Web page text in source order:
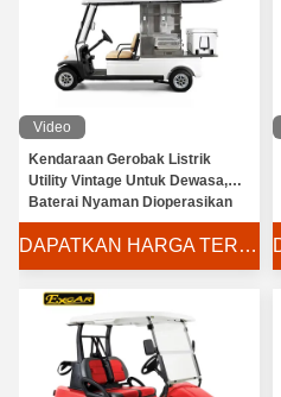
Video
Kendaraan Gerobak Listrik
Utility Vintage Untuk Dewasa,
Baterai Nyaman Dioperasikan
Golf Buggy
DAPATKAN HARGA TERBAIK